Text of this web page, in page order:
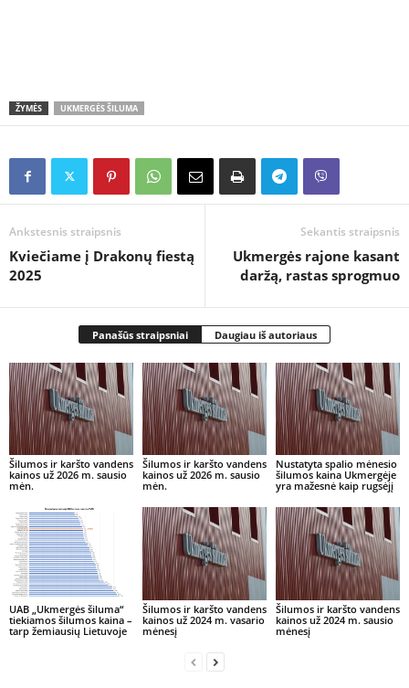
ŽYMĖS UKMERGĖS ŠILUMA
Ankstesnis straipsnis
Kviečiame į Drakonų fiestą
2025
Sekantis straipsnis
Ukmergės rajone kasant
daržą, rastas sprogmuo
Panašūs straipsniai Daugiau iš autoriaus
Šilumos ir karšto vandens
kainos už 2026 m. sausio
mėn.
Šilumos ir karšto vandens
kainos už 2026 m. sausio
mėn.
Nustatyta spalio mėnesio
šilumos kaina Ukmergėje
yra mažesnė kaip rugsėjį
UAB „Ukmergės šiluma“
tiekiamos šilumos kaina –
tarp žemiausių Lietuvoje
Šilumos ir karšto vandens
kainos už 2024 m. vasario
mėnesį
Šilumos ir karšto vandens
kainos už 2024 m. sausio
mėnesį